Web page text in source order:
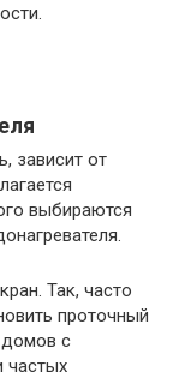
зависит от
выбираются
Так, часто
проточный
домов с
частых